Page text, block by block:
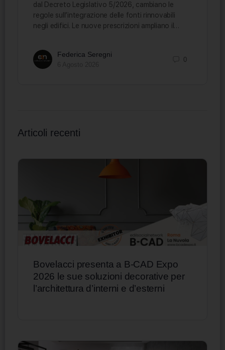
dal Decreto Legislativo 5/2026, cambiano le
regole sull’integrazione delle fonti rinnovabili
negli edifici. Le nuove prescrizioni ampliano il…
Federica Seregni
0
Articoli recenti
Bovelacci presenta a B-CAD Expo
2026 le sue soluzioni decorative per
l’architettura d’interni e d’esterni